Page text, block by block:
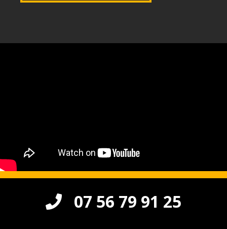
Appelez dès maintenant pour
07 56 79 91 25